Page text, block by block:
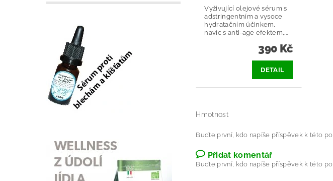
Vyživující olejové sérum s
adstringentním a vysoce
hydratačním účinkem,
navíc s anti-age efektem,...
390 Kč
DETAIL
Hmotnost
Buďte první, kdo napíše příspěvek k této
Přidat komentář
Buďte první, kdo napíše příspěvek k této